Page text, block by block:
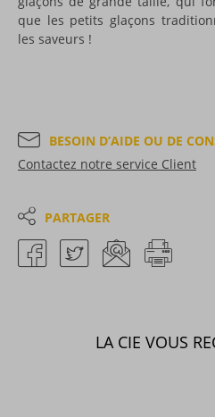
que les petits glaçons
les saveurs !
BESOIN D’AIDE OU DE
Contactez notre service Client
PARTAGER
LA CIE VOUS